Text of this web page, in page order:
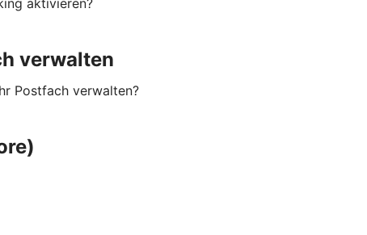
verwalten
Postfach verwalten?